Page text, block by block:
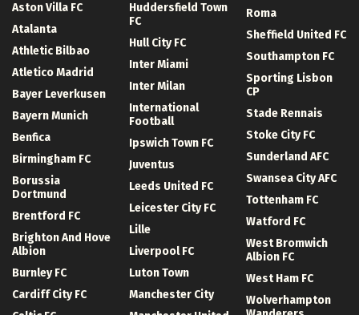
Aston Villa FC
Atalanta
Athletic Bilbao
Atletico Madrid
Bayer Leverkusen
Bayern Munich
Benfica
Birmingham FC
Borussia
Dortmund
Brentford FC
Brighton And Hove
Albion
Burnley FC
Cardiff City FC
Huddersfield Town
FC
Hull City FC
Inter Miami
Inter Milan
International
Football
Ipswich Town FC
Juventus
Leeds United FC
Leicester City FC
Lille
Liverpool FC
Luton Town
Manchester City
Roma
Sheffield United FC
Southampton FC
Sporting Lisbon
CP
Stade Rennais
Stoke City FC
Sunderland AFC
Swansea City AFC
Tottenham FC
Watford FC
West Bromwich
Albion FC
West Ham FC
Wolverhampton